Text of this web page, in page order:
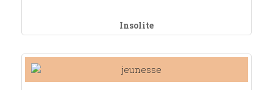
Insolite